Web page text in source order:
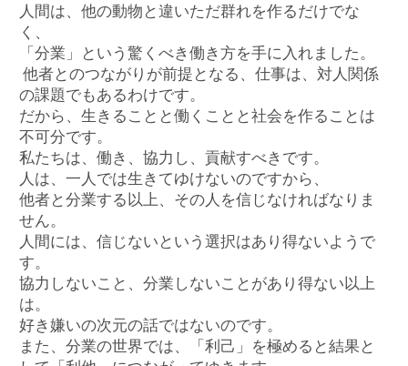
人間は、他の動物と違いただ群れを作るだけでな
く、
「分業」という驚くべき働き方を手に入れました。
他者とのつながりが前提となる、仕事は、対人関係
の課題でもあるわけです。
だから、生きることと働くことと社会を作ることは
不可分です。
私たちは、働き、協力し、貢献すべきです。
人は、一人では生きてゆけないのですから、
他者と分業する以上、その人を信じなければなりま
せん。
人間には、信じないという選択はあり得ないようで
す。
協力しないこと、分業しないことがあり得ない以上
は。
好き嫌いの次元の話ではないのです。
また、分業の世界では、「利己」を極めると結果と